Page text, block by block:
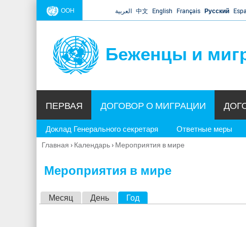
ООН العربية 中文 English Français Русский
Беженцы и
ПЕРВАЯ ДОГОВОР О МИГРАЦИИ
Доклад Генерального секретаря Ответные меры
Вы
Главная › Календарь› Мероприятия в мире
Мероприятия в мире
Месяц День Год